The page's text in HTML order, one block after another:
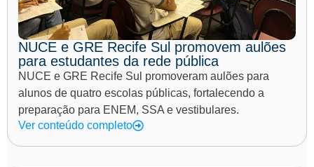
NUCE e GRE Recife Sul promovem aulões
para estudantes da rede pública
NUCE e GRE Recife Sul promoveram aulões para
alunos de quatro escolas públicas, fortalecendo a
preparação para ENEM, SSA e vestibulares.
Ver conteúdo completo